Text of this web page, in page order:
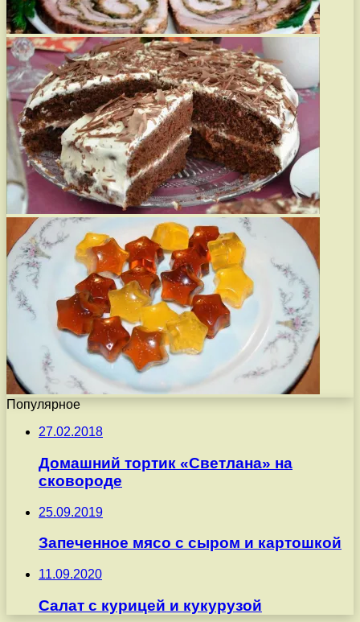
Популярное
27.02.2018
Домашний тортик «Светлана» на
сковороде
25.09.2019
Запеченное мясо с сыром и картошкой
11.09.2020
Салат с курицей и кукурузой